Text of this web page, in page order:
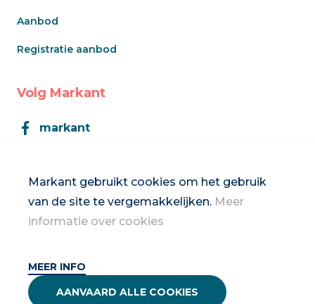
Markant gebruikt cookies om het gebruik
van de site te vergemakkelijken. Meer
informatie over cookies
MEER INFO
AANVAARD ALLE COOKIES
Aanbod
Registratie aanbod
Volg Markant
markant
Inschrijven op de nieuwsbrief
2026 Vrouwennet vzw
Privacybeleid & disclaimer